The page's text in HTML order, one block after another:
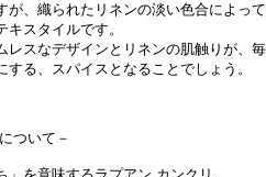
が、織られたリネンの淡い色合によっ
スタイルです。
レスなデザインとリネンの肌触りが、
する、スパイスとなることでしょう。
ついて－